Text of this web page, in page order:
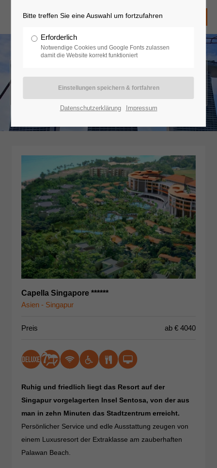
Asien - Singapur
Capella Singapore ******
Asien - Singapur
Preis ab € 4040
Ruhig und friedlich liegt das Resort auf der
Singapur vorgelagerten Insel Sentosa, von der aus
man in zehn Minuten das Stadtzentrum erreicht.
Persönlicher Service und edle Ausstattung zeugen von
einem Luxusresort der Extraklasse am zauberhaften
Palawan Beach.
Bitte treffen Sie eine Auswahl um fortzufahren
Erforderlich
Notwendige Cookies und Google Fonts zulassen
damit die Website korrekt funktioniert
Datenschutzerklärung Impressum